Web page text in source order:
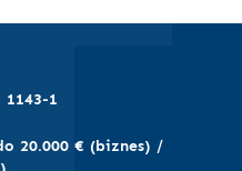
1143-1
20.000 € (biznes) /